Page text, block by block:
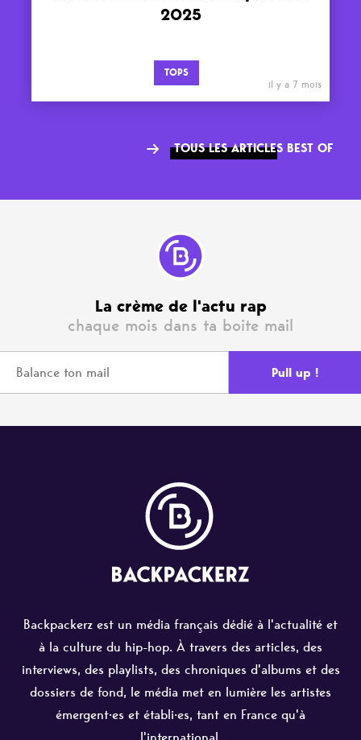
2025
TOPS
il y a 7 mois
TOUS LES ARTICLES BEST OF
La crème de l'actu rap
chaque mois dans ta boite mail
Backpackerz est un média français dédié à l'actualité et
à la culture du hip-hop. À travers des articles, des
interviews, des playlists, des chroniques d'albums et des
dossiers de fond, le média met en lumière les artistes
émergent·es et établi·es, tant en France qu'à